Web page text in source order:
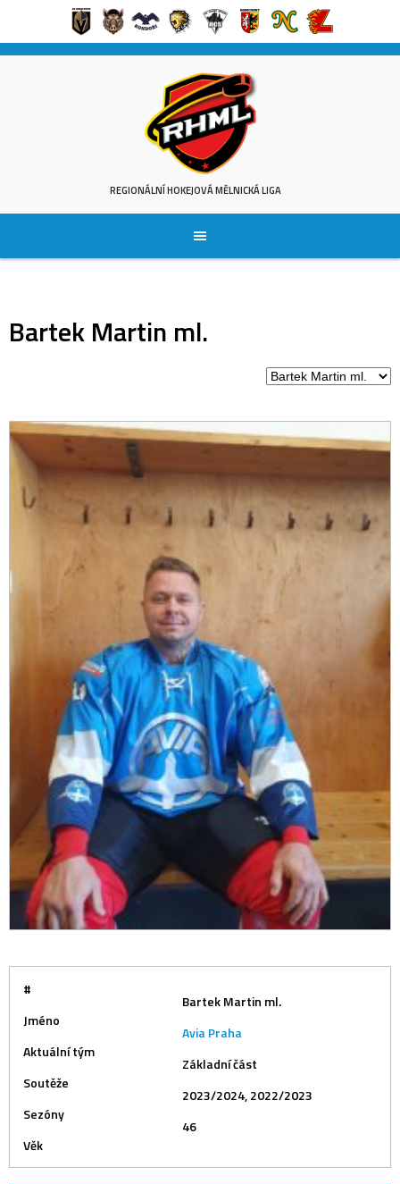
Skip
REGIONÁLNÍ HOKEJOVÁ MĚLNICKÁ LIGA
Bartek Martin ml.
#
Jméno
Bartek Martin ml.
Aktuální tým
Avia Praha
Soutěže
Základní část
Sezóny
2023/2024, 2022/2023
Věk
46